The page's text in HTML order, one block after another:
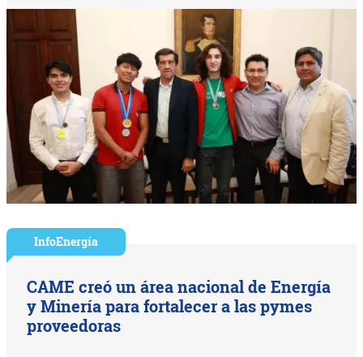
InfoEnergía
CAME creó un área nacional de Energía
y Minería para fortalecer a las pymes
proveedoras